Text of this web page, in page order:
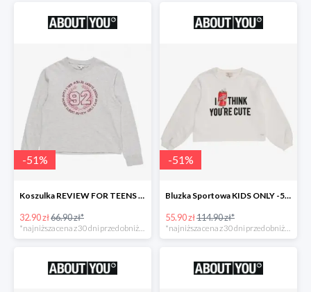
-51%
Koszulka REVIEW FOR TEENS -51%
32.90 zł66.90 zł*
*najniższa cena z 30 dni przed obniżką
-51%
Bluzka Sportowa KIDS ONLY -51%
55.90 zł114.90 zł*
*najniższa cena z 30 dni przed obniżką